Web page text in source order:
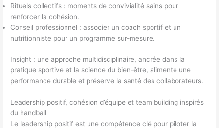
Rituels collectifs : moments de convivialité sains pour
renforcer la cohésion.
Conseil professionnel : associer un coach sportif et un
nutritionniste pour un programme sur-mesure.
Insight : une approche multidisciplinaire, ancrée dans la
pratique sportive et la science du bien-être, alimente une
performance durable et préserve la santé des collaborateurs.
Leadership positif, cohésion d’équipe et team building inspirés
du handball
Le leadership positif est une compétence clé pour piloter la